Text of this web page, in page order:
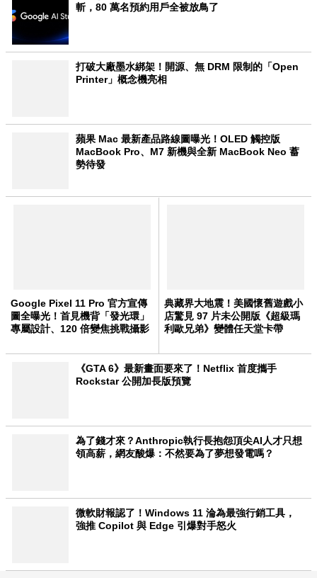
斬，80 萬名預約用戶全被放鳥了
打破大廠墨水綁架！開源、無 DRM 限制的「Open
Printer」概念機亮相
蘋果 Mac 最新產品路線圖曝光！OLED 觸控版
MacBook Pro、M7 新機與全新 MacBook Neo 蓄
勢待發
Google Pixel 11 Pro 官方宣傳
圖全曝光！首見機背「發光環」
專屬設計、120 倍變焦挑戰攝影
典藏界大地震！美國懷舊遊戲小
店驚見 97 片未公開版《超級瑪
利歐兄弟》變體任天堂卡帶
《GTA 6》最新畫面要來了！Netflix 首度攜手
Rockstar 公開加長版預覽
為了錢才來？Anthropic執行長抱怨頂尖AI人才只想
領高薪，網友酸爆：不然要為了夢想發電嗎？
微軟財報認了！Windows 11 淪為最強行銷工具，
強推 Copilot 與 Edge 引爆對手怒火